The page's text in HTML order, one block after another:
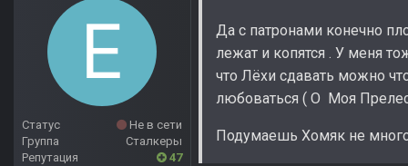
Статус
Не в сети
Группа
Сталкеры
Репутация
47
Да с патронами конечно
лежат и копятся . У меня
что Лёхи сдавать можно
любоваться ( О Моя
Подумаешь Хомяк не